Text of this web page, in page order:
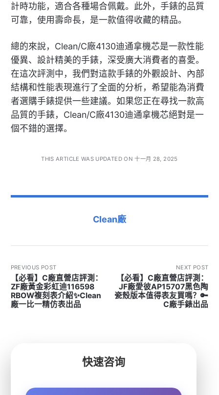
計時功能，適合各種場合佩戴。此外，手錶的品質
可靠，使用壽命長，是一款值得收藏的精品。
總的來說，Clean/C廠4130迪通拿機芯是一款性能
優異、設計精美的手錶，深受廣大消費者的喜愛。
在這次評測中，我們對這款手錶的外觀設計、內部
結構和性能表現進行了全面的分析，希望能為消費
者選購手錶提供一些建議。如果您正在尋找一款高
品質的手錶，Clean/C廠4130迪通拿機芯絕對是一
個不錯的選擇。
THIS ARTICLE WAS UPDATED ON 十一月 28, 2025
Clean廠
PREVIOUS POST
【必看】C廠直營店評測：
ZF廠黃金彩虹迪116598
RBOW複刻表介紹✨Clean
廠一比一精仿表出品
NEXT POST
【必看】C廠直營店評測：
JF廠愛彼AP15707黑色陶
瓷殼版本值得表友買嗎？🔑
C廠手錶出品
快速咨询